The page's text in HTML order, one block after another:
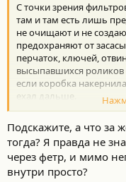
С точки зрения
там и там есть лишь
не очищают и не
предохраняют от
перчаток, ключей,
высыпавшихся
если коробка
ехал дальше.
Фильтрующих
этих коробках
Я это всё уже
"поубеждать", разными
верите - изучайте
Подскажите, а что за
тогда? Я правда не
через фетр, и мимо
внутри просто?